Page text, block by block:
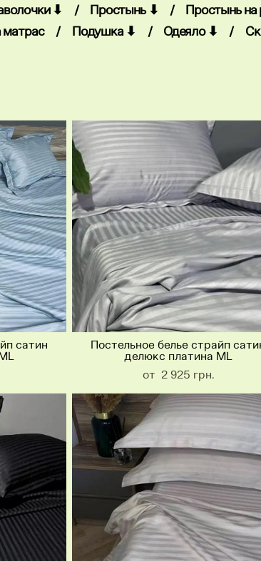
⬇ / Простынь ⬇ / Простынь на
матрас / Подушка ⬇ / Одеяло ⬇ /
сатин
Постельное белье страйп
делюкс платина ML
от 2 925 грн.